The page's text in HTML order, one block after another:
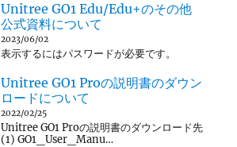
Unitree GO1 Edu/Edu+のその他
公式資料について
2023/06/02
表示するにはパスワードが必要です。
Unitree GO1 Proの説明書のダウン
ロードについて
2022/02/25
Unitree GO1 Proの説明書のダウンロード先
(1) GO1_User_Manu…